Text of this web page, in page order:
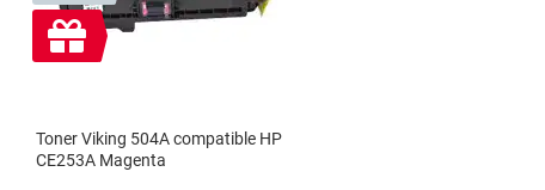
Cadeau
gratuit
Toner Viking 504A compatible HP
CE253A Magenta